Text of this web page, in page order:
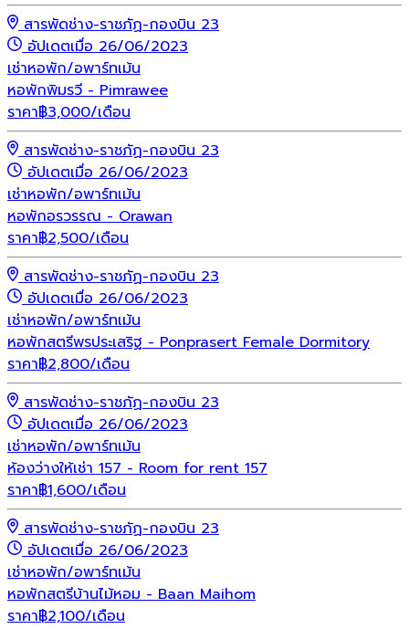
สารพัดช่าง-ราชภัฏ-กองบิน 23
อัปเดตเมื่อ 26/06/2023
เช่าหอพัก/อพาร์ทเม้น
หอพักพิมรวี - Pimrawee
ราคา฿3,000/เดือน
สารพัดช่าง-ราชภัฏ-กองบิน 23
อัปเดตเมื่อ 26/06/2023
เช่าหอพัก/อพาร์ทเม้น
หอพักอรวรรณ - Orawan
ราคา฿2,500/เดือน
สารพัดช่าง-ราชภัฏ-กองบิน 23
อัปเดตเมื่อ 26/06/2023
เช่าหอพัก/อพาร์ทเม้น
หอพักสตรีพรประเสริฐ - Ponprasert Female Dormitory
ราคา฿2,800/เดือน
สารพัดช่าง-ราชภัฏ-กองบิน 23
อัปเดตเมื่อ 26/06/2023
เช่าหอพัก/อพาร์ทเม้น
ห้องว่างให้เช่า 157 - Room for rent 157
ราคา฿1,600/เดือน
สารพัดช่าง-ราชภัฏ-กองบิน 23
อัปเดตเมื่อ 26/06/2023
เช่าหอพัก/อพาร์ทเม้น
หอพักสตรีบ้านไม้หอม - Baan Maihom
ราคา฿2,100/เดือน